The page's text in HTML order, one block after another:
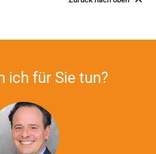
ich für Sie tun?